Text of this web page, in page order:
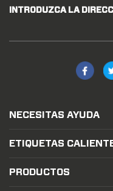
INTRODUZCA LA
NECESITAS AYUDA
ETIQUETAS
PRODUCTOS